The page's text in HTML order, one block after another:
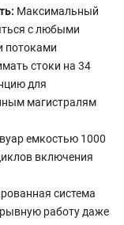
Максимальный
с любыми
потоками
стоки на 34
для
магистралям
емкостью 1000
включения
система
работу даже